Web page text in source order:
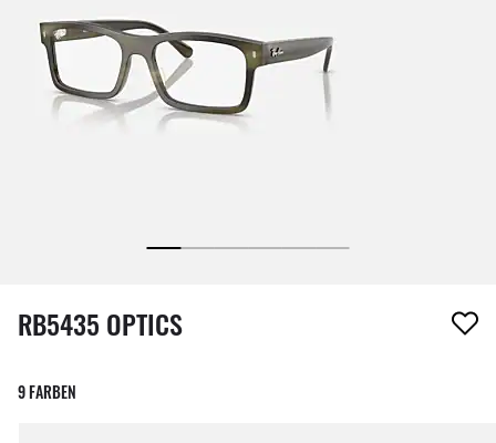
1 Artikel wurde von deiner Wunschliste entfernt
RB5435 OPTICS
9 FARBEN